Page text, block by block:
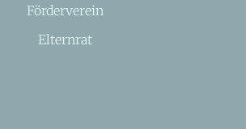
Förderverein
Elternrat